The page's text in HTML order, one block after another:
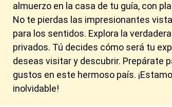
almuerzo en la casa de tu guía, con
No te pierdas las impresionantes
para los sentidos. Explora la
privados. Tú decides cómo será tu
deseas visitar y descubrir. Prepárate
gustos en este hermoso país.
inolvidable!